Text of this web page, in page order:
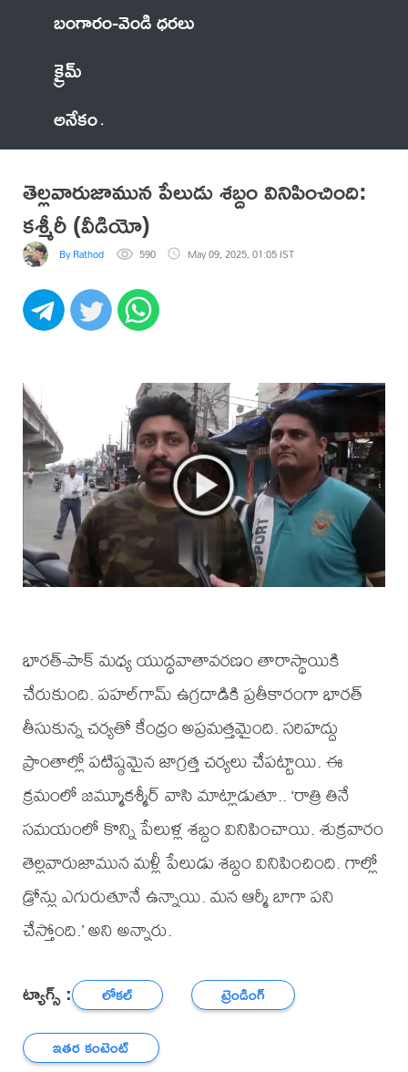
బంగారం-వెండి ధరలు
క్రైమ్
అనేకం
తెల్లవారుజామున పేలుడు శబ్దం వినిపించింది:
కశ్మీరీ (వీడియో)
By Rathod 590 May 09, 2025, 01:05 IST
భారత్-పాక్ మధ్య యుద్ధవాతావరణం తారాస్థాయికి
చేరుకుంది. పహల్‌‌‌గామ్ ఉగ్రదాడికి ప్రతీకారంగా భారత్
తీసుకున్న చర్యతో కేంద్రం అప్రమత్తమైంది. సరిహద్దు
ప్రాంతాల్లో పటిష్ఠమైన జాగ్రత్త చర్యలు చేపట్టాయి. ఈ
క్రమంలో జమ్మూకశ్మీర్ వాసి మాట్లాడుతూ.. ‘రాత్రి తినే
సమయంలో కొన్ని పేలుళ్ల శబ్దం వినిపించాయి. శుక్రవారం
తెల్లవారుజామున మళ్లీ పేలుడు శబ్దం వినిపించింది. గాల్లో
డ్రోన్లు ఎగురుతూనే ఉన్నాయి. మన ఆర్మీ బాగా పని
చేస్తోంది.’ అని అన్నారు.
ట్యాగ్స్ : లోకల్
ట్రెండింగ్
ఇతర కంటెంట్